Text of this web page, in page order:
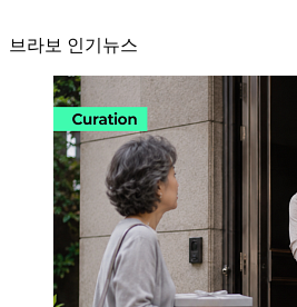
브라보 인기뉴스